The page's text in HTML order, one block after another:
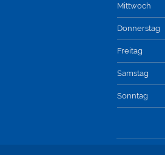
Mittwoch
Donnerstag
Freitag
Samstag
Sonntag